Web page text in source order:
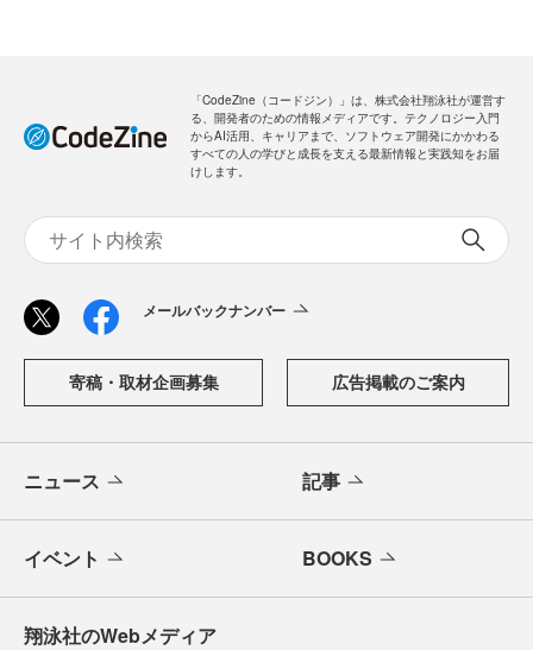
「CodeZine（コードジン）」は、株式会社翔泳社が運営す
る、開発者のための情報メディアです。テクノロジー入門
からAI活用、キャリアまで、ソフトウェア開発にかかわる
すべての人の学びと成長を支える最新情報と実践知をお届
けします。
メールバックナンバー
寄稿・取材企画募集 広告掲載のご案内
ニュース 記事
イベント BOOKS
翔泳社のWebメディア